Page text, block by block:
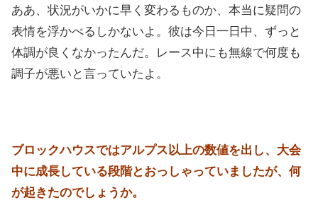
ああ、状況がいかに早く変わるものか、本当に疑問の
表情を浮かべるしかないよ。彼は今日一日中、ずっと
体調が良くなかったんだ。レース中にも無線で何度も
調子が悪いと言っていたよ。
ブロックハウスではアルプス以上の数値を出し、大会
中に成長している段階とおっしゃっていましたが、何
が起きたのでしょうか。